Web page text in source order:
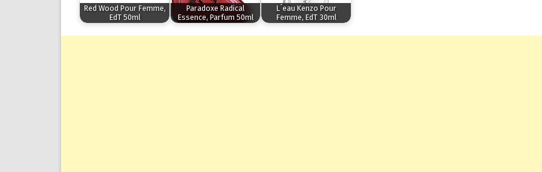
Red Wood Pour Femme,
EdT 50ml
Paradoxe Radical
Essence, Parfum 50ml
L´eau Kenzo Pour
Femme, EdT 30ml